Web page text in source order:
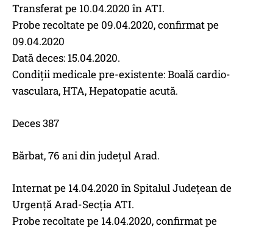
Transferat pe 10.04.2020 în ATI.
Probe recoltate pe 09.04.2020, confirmat pe
09.04.2020
Dată deces: 15.04.2020.
Condiții medicale pre-existente: Boală cardio-
vasculara, HTA, Hepatopatie acută.
Deces 387
Bărbat, 76 ani din județul Arad.
Internat pe 14.04.2020 în Spitalul Județean de
Urgență Arad-Secția ATI.
Probe recoltate pe 14.04.2020, confirmat pe